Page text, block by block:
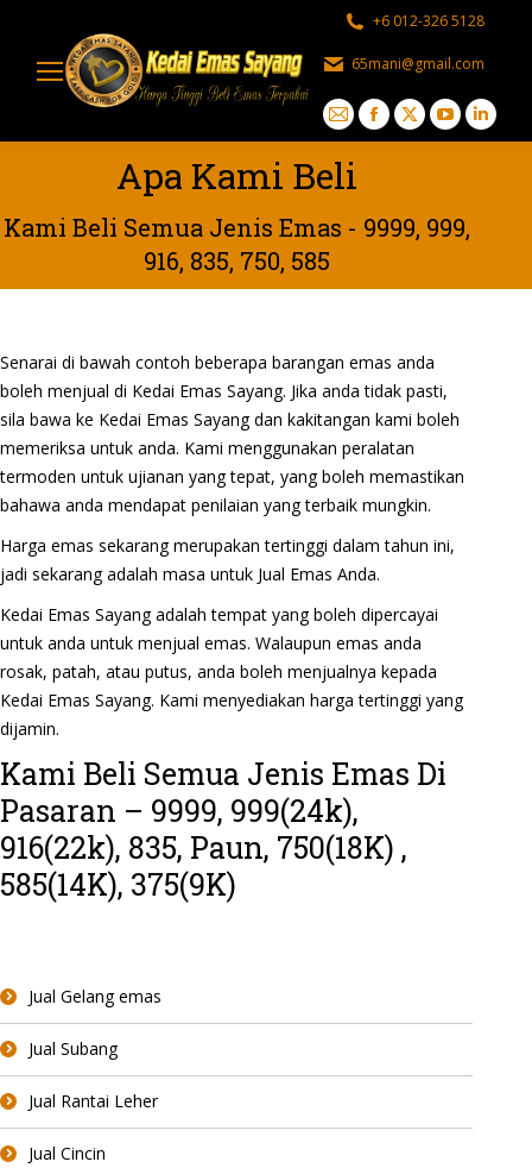
+6 012-326 5128
65mani@gmail.com
Mail
page
opens
in
Facebook
in
X
in
YouTube
in
Apa Kami Beli
Kami Beli Semua Jenis Emas - 9999, 999,
916, 835, 750, 585
Senarai di bawah contoh beberapa barangan emas anda
boleh menjual di Kedai Emas Sayang. Jika anda tidak pasti,
sila bawa ke Kedai Emas Sayang dan kakitangan kami boleh
memeriksa untuk anda. Kami menggunakan peralatan
termoden untuk ujianan yang tepat, yang boleh memastikan
bahawa anda mendapat penilaian yang terbaik mungkin.
Harga emas sekarang merupakan tertinggi dalam tahun ini,
jadi sekarang adalah masa untuk Jual Emas Anda.
Kedai Emas Sayang adalah tempat yang boleh dipercayai
untuk anda untuk menjual emas. Walaupun emas anda
rosak, patah, atau putus, anda boleh menjualnya kepada
Kedai Emas Sayang. Kami menyediakan harga tertinggi yang
dijamin.
Kami Beli Semua Jenis Emas Di
Pasaran – 9999, 999(24k),
916(22k), 835, Paun, 750(18K) ,
585(14K), 375(9K)
Jual Gelang emas
Jual Subang
Jual Rantai Leher
Jual Cincin